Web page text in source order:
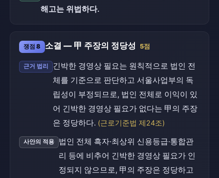
해고는 위법하다.
쟁점 8 소결 — 甲 주장의 정당성 5점
근거 법리
긴박한 경영상 필요는 원칙적으로 법인 전
체를 기준으로 판단하고 서울사업부의 독
립성이 부정되므로, 법인 전체로 이익이 있
어 긴박한 경영상 필요가 없다는 甲의 주장
은 정당하다. (근로기준법 제24조)
사안의 적용
법인 전체 흑자·최상위 신용등급·통합관
리 등에 비추어 긴박한 경영상 필요가 인
정되지 않으므로, 甲의 주장은 정당하고